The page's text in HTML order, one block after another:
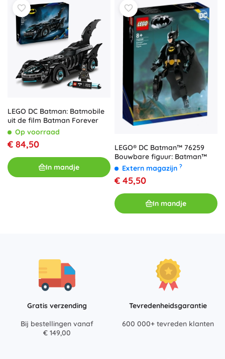
LEGO DC Batman: Batmobile
uit de film Batman Forever
Op voorraad
€ 84,50
In mandje
LEGO® DC Batman™ 76259
Bouwbare figuur: Batman™
Extern magazijn ?
€ 45,50
In mandje
Gratis verzending
Bij bestellingen vanaf
€ 149,00
Tevredenheidsgarantie
600 000+ tevreden klanten